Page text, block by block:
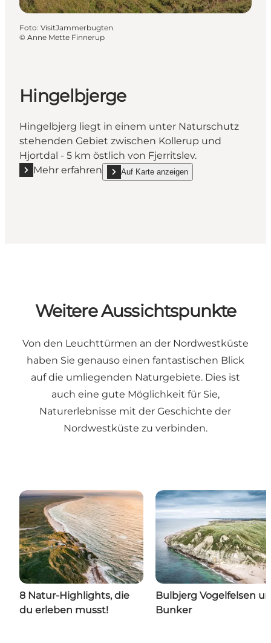
Foto: VisitJammerbugten
© Anne Mette Finnerup
Hingelbjerge
Hingelbjerg liegt in einem unter Naturschutz
stehenden Gebiet zwischen Kollerup und
Hjortdal - 5 km östlich von Fjerritslev.
Mehr erfahren
Mehr erfahren "Hingelbjerge"
Auf Karte anzeigen
show Hingelbjerge on_map
Weitere Aussichtspunkte
Von den Leuchttürmen an der Nordwestküste
haben Sie genauso einen fantastischen Blick
auf die umliegenden Naturgebiete. Dies ist
auch eine gute Möglichkeit für Sie,
Naturerlebnisse mit der Geschichte der
Nordwestküste zu verbinden.
8 Natur-Highlights, die
du erleben musst!
Bulbjerg Vogelfelsen
Bunker